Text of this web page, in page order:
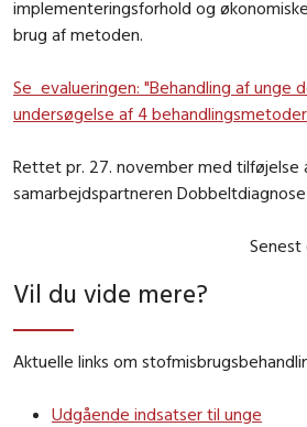
implementeringsforhold og
brug af metoden.
Se evalueringen: "Behandling af unge
undersøgelse af 4
Rettet pr. 27. november med tilføjelse
samarbejdspartneren Dobbeltdiagnose
Senest
Vil du vide mere?
Aktuelle links om
Udgående indsatser til unge